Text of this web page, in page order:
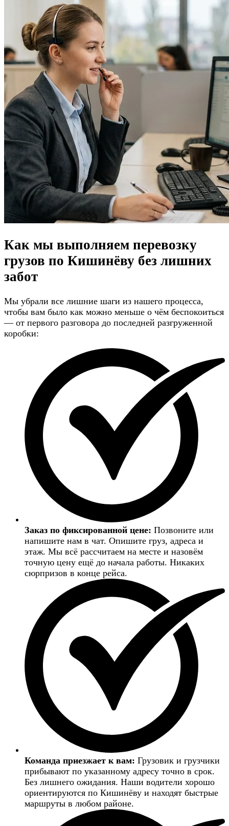
Как мы выполняем перевозку
грузов по Кишинёву без лишних
забот
Мы убрали все лишние шаги из нашего процесса,
чтобы вам было как можно меньше о чём беспокоиться
— от первого разговора до последней разгруженной
коробки:
Заказ по фиксированной цене: Позвоните или
напишите нам в чат. Опишите груз, адреса и
этаж. Мы всё рассчитаем на месте и назовём
точную цену ещё до начала работы. Никаких
сюрпризов в конце рейса.
Команда приезжает к вам: Грузовик и грузчики
прибывают по указанному адресу точно в срок.
Без лишнего ожидания. Наши водители хорошо
ориентируются по Кишинёву и находят быстрые
маршруты в любом районе.